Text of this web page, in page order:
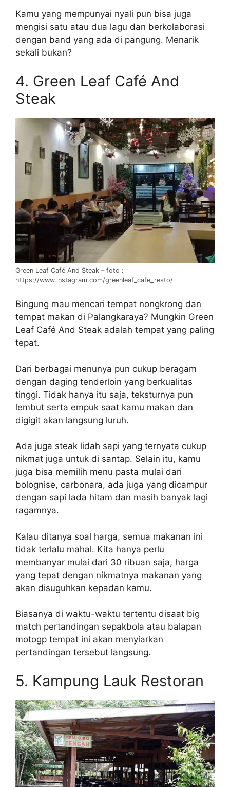
Kamu yang mempunyai nyali pun bisa juga
mengisi satu atau dua lagu dan berkolaborasi
dengan band yang ada di pangung. Menarik
sekali bukan?
4. Green Leaf Café And
Steak
Green Leaf Café And Steak – foto :
https://www.instagram.com/greenleaf_cafe_resto/
Bingung mau mencari tempat nongkrong dan
tempat makan di Palangkaraya? Mungkin Green
Leaf Café And Steak adalah tempat yang paling
tepat.
Dari berbagai menunya pun cukup beragam
dengan daging tenderloin yang berkualitas
tinggi. Tidak hanya itu saja, teksturnya pun
lembut serta empuk saat kamu makan dan
digigit akan langsung luruh.
Ada juga steak lidah sapi yang ternyata cukup
nikmat juga untuk di santap. Selain itu, kamu
juga bisa memilih menu pasta mulai dari
bolognise, carbonara, ada juga yang dicampur
dengan sapi lada hitam dan masih banyak lagi
ragamnya.
Kalau ditanya soal harga, semua makanan ini
tidak terlalu mahal. Kita hanya perlu
membanyar mulai dari 30 ribuan saja, harga
yang tepat dengan nikmatnya makanan yang
akan disuguhkan kepadan kamu.
Biasanya di waktu-waktu tertentu disaat big
match pertandingan sepakbola atau balapan
motogp tempat ini akan menyiarkan
pertandingan tersebut langsung.
5. Kampung Lauk Restoran